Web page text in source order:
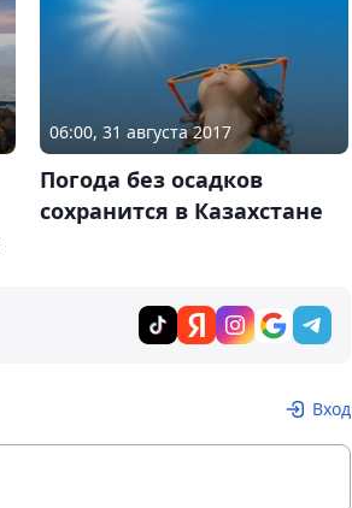
06:00, 31 августа 2017
Погода без осадков
сохранится в Казахстане
Вход